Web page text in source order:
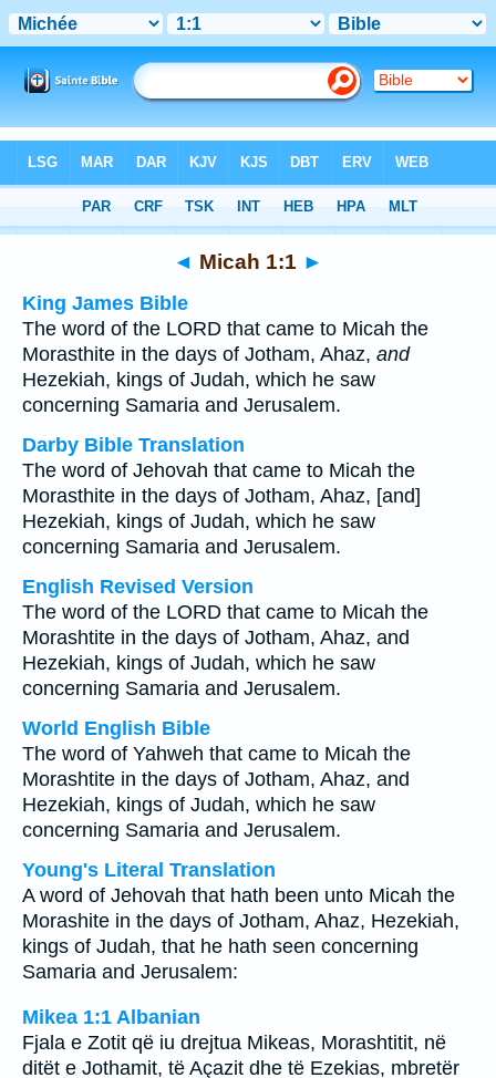
> Micah 1:1
◄ Micah 1:1 ►
King James Bible
The word of the LORD that came to Micah the
Morasthite in the days of Jotham, Ahaz, and
Hezekiah, kings of Judah, which he saw
concerning Samaria and Jerusalem.
Darby Bible Translation
The word of Jehovah that came to Micah the
Morasthite in the days of Jotham, Ahaz, [and]
Hezekiah, kings of Judah, which he saw
concerning Samaria and Jerusalem.
English Revised Version
The word of the LORD that came to Micah the
Morashtite in the days of Jotham, Ahaz, and
Hezekiah, kings of Judah, which he saw
concerning Samaria and Jerusalem.
World English Bible
The word of Yahweh that came to Micah the
Morashtite in the days of Jotham, Ahaz, and
Hezekiah, kings of Judah, which he saw
concerning Samaria and Jerusalem.
Young's Literal Translation
A word of Jehovah that hath been unto Micah the
Morashite in the days of Jotham, Ahaz, Hezekiah,
kings of Judah, that he hath seen concerning
Samaria and Jerusalem:
Mikea 1:1 Albanian
Fjala e Zotit që iu drejtua Mikeas, Morashtitit, në
ditët e Jothamit, të Açazit dhe të Ezekias, mbretër